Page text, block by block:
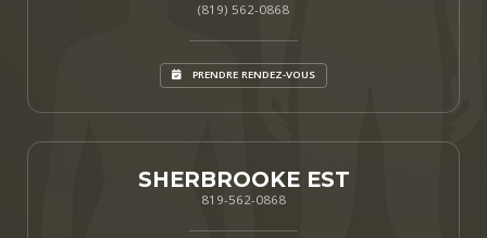
(819) 562-0868
PRENDRE RENDEZ-VOUS
SHERBROOKE EST
819-562-0868